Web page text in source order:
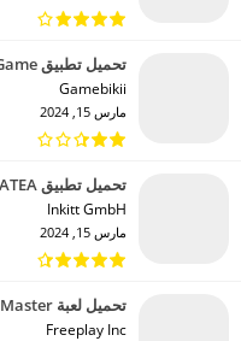
تحميل تطبيق Bikii Cloud Game مهكر للاندرويد 2024
Gamebikii‏
مارس 15, 2024
تحميل تطبيق GALATEA مهكر للاندرويد 2024
Inkitt GmbH‏
مارس 15, 2024
تحميل لعبة Ride Master مهكرة للاندرويد 2024
Freeplay Inc‏